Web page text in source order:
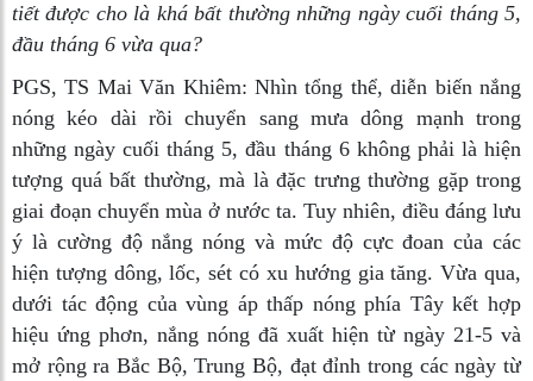
tiết được cho là khá bất thường những ngày cuối tháng 5,
đầu tháng 6 vừa qua?
PGS, TS Mai Văn Khiêm: Nhìn tổng thể, diễn biến nắng
nóng kéo dài rồi chuyển sang mưa dông mạnh trong
những ngày cuối tháng 5, đầu tháng 6 không phải là hiện
tượng quá bất thường, mà là đặc trưng thường gặp trong
giai đoạn chuyển mùa ở nước ta. Tuy nhiên, điều đáng lưu
ý là cường độ nắng nóng và mức độ cực đoan của các
hiện tượng dông, lốc, sét có xu hướng gia tăng. Vừa qua,
dưới tác động của vùng áp thấp nóng phía Tây kết hợp
hiệu ứng phơn, nắng nóng đã xuất hiện từ ngày 21-5 và
mở rộng ra Bắc Bộ, Trung Bộ, đạt đỉnh trong các ngày từ